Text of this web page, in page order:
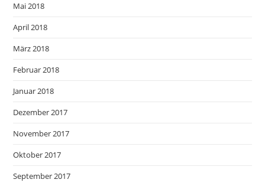
Mai 2018
April 2018
März 2018
Februar 2018
Januar 2018
Dezember 2017
November 2017
Oktober 2017
September 2017